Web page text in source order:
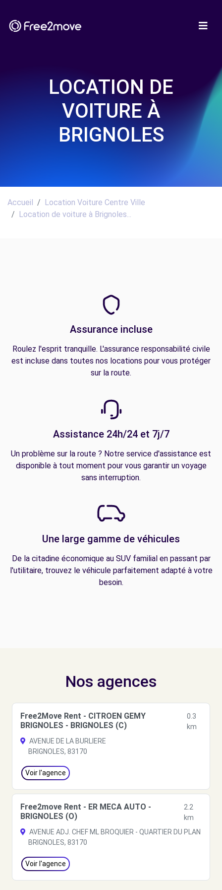
LOCATION DE
VOITURE À
BRIGNOLES
Accueil
Location Voiture Centre Ville
Location de voiture à Brignoles...
Assurance incluse
Roulez l'esprit tranquille. L'assurance responsabilité civile
est incluse dans toutes nos locations pour vous protéger
sur la route.
Assistance 24h/24 et 7j/7
Un problème sur la route ? Notre service d'assistance est
disponible à tout moment pour vous garantir un voyage
sans interruption.
Une large gamme de véhicules
De la citadine économique au SUV familial en passant par
l'utilitaire, trouvez le véhicule parfaitement adapté à votre
besoin.
Nos agences
Free2Move Rent - CITROEN GEMY
BRIGNOLES - BRIGNOLES (C)
0.3
km
AVENUE DE LA BURLIERE
BRIGNOLES, 83170
Voir l'agence
Free2move Rent - ER MECA AUTO -
BRIGNOLES (O)
2.2
km
AVENUE ADJ. CHEF ML BROQUIER - QUARTIER DU PLAN
BRIGNOLES, 83170
Voir l'agence